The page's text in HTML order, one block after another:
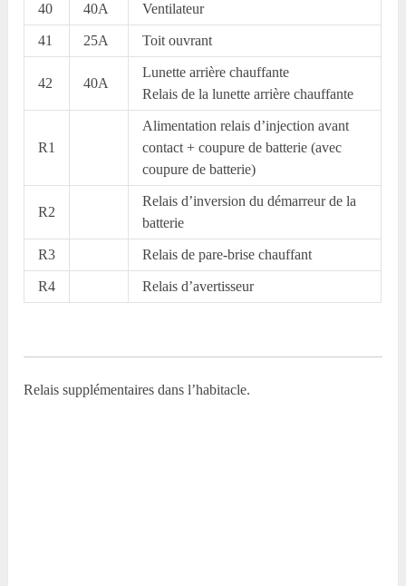
40 40A Ventilateur
41 25A Toit ouvrant
42 40A
Lunette arrière chauffante
Relais de la lunette arrière chauffante
R1
Alimentation relais d’injection avant
contact + coupure de batterie (avec
coupure de batterie)
R2
Relais d’inversion du démarreur de la
batterie
R3 Relais de pare-brise chauffant
R4 Relais d’avertisseur
Relais supplémentaires dans l’habitacle.